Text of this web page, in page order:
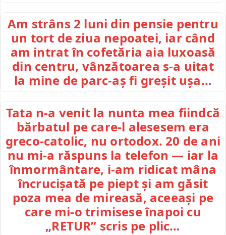
Am strâns 2 luni din pensie pentru
un tort de ziua nepoatei, iar când
am intrat în cofetăria aia luxoasă
din centru, vânzătoarea s-a uitat
la mine de parc-aș fi greșit ușa…
Tata n-a venit la nunta mea fiindcă
bărbatul pe care-l alesesem era
greco-catolic, nu ortodox. 20 de ani
nu mi-a răspuns la telefon — iar la
înmormântare, i-am ridicat mâna
încrucișată pe piept și am găsit
poza mea de mireasă, aceeași pe
care mi-o trimisese înapoi cu
„RETUR” scris pe plic…